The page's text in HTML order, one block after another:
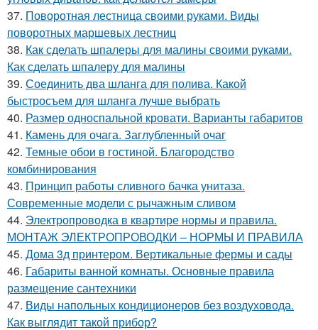
37. Поворотная лестница своими руками. Виды
поворотных маршевых лестниц
38. Как сделать шпалеры для малины своими руками.
Как сделать шпалеру для малины
39. Соединить два шланга для полива. Какой
быстросъем для шланга лучше выбрать
40. Размер односпальной кровати. Варианты габаритов
41. Камень для очага. Заглубленный очаг
42. Темные обои в гостиной. Благородство
комбинирования
43. Принцип работы сливного бачка унитаза.
Современные модели с рычажным сливом
44. Электропроводка в квартире нормы и правила.
МОНТАЖ ЭЛЕКТРОПРОВОДКИ – НОРМЫ И ПРАВИЛА
45. Дома 3д принтером. Вертикальные фермы и сады
46. Габариты ванной комнаты. Основные правила
размещение сантехники
47. Виды напольных кондиционеров без воздуховода.
Как выглядит такой прибор?